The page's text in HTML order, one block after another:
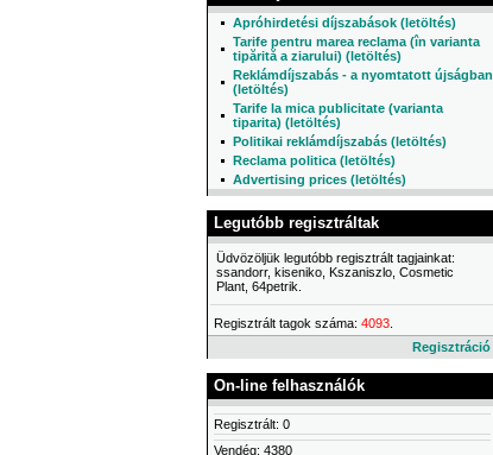
Apróhirdetési díjszabások (letöltés)
Tarife pentru marea reclama (în varianta
tipărită a ziarului) (letöltés)
Reklámdíjszabás - a nyomtatott újságban
(letöltés)
Tarife la mica publicitate (varianta
tiparita) (letöltés)
Politikai reklámdíjszabás (letöltés)
Reclama politica (letöltés)
Advertising prices (letöltés)
Legutóbb regisztráltak
Üdvözöljük legutóbb regisztrált tagjainkat:
ssandorr, kiseniko, Kszaniszlo, Cosmetic
Plant, 64petrik.
Regisztrált tagok száma: 4093
Regisztráció
On-line felhasználók
Regisztrált: 0
Vendég: 4380